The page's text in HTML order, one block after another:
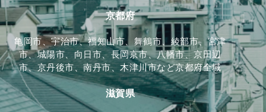
京都府
亀岡市、宇治市、福知山市、舞鶴市、綾部市、宮津
市、城陽市、向日市、長岡京市、八幡市、京田辺
市、京丹後市、南丹市、木津川市など京都府全域
滋賀県